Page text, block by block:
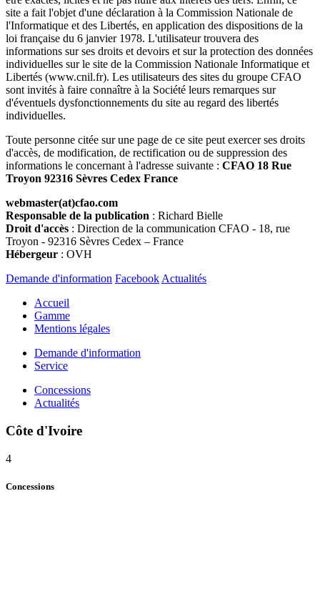
site a fait l'objet d'une déclaration à la Commission Nationale de
l'Informatique et des Libertés, en application des dispositions de la
loi française du 6 janvier 1978. L'utilisateur trouvera des
informations sur ses droits et devoirs et sur la protection des données
individuelles sur le site de la Commission Nationale Informatique et
Libertés (www.cnil.fr). Les utilisateurs des sites du groupe CFAO
sont invités à faire connaître à la Société leurs remarques sur
d'éventuels dysfonctionnements du site au regard des libertés
individuelles.
Toute personne citée sur une page de ce site peut exercer ses droits
d'accès, de modification, de rectification ou de suppression des
informations le concernant à l'adresse suivante : CFAO 18 Rue
Troyon 92316 Sèvres Cedex France
webmaster(at)cfao.com
Responsable de la publication : Richard Bielle
Droit d'accès : Direction de la communication CFAO - 18, rue
Troyon - 92316 Sèvres Cedex – France
Hébergeur : OVH
Demande d'information Facebook Actualités
Accueil
Gamme
Mentions légales
Demande d'information
Service
Concessions
Actualités
Côte d'Ivoire
4
Concessions